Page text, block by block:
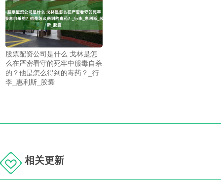
股票配资公司是什么 戈林是怎
么在严密看守的死牢中服毒自杀
的？他是怎么得到的毒药？_行
李_惠利斯_胶囊
相关更新